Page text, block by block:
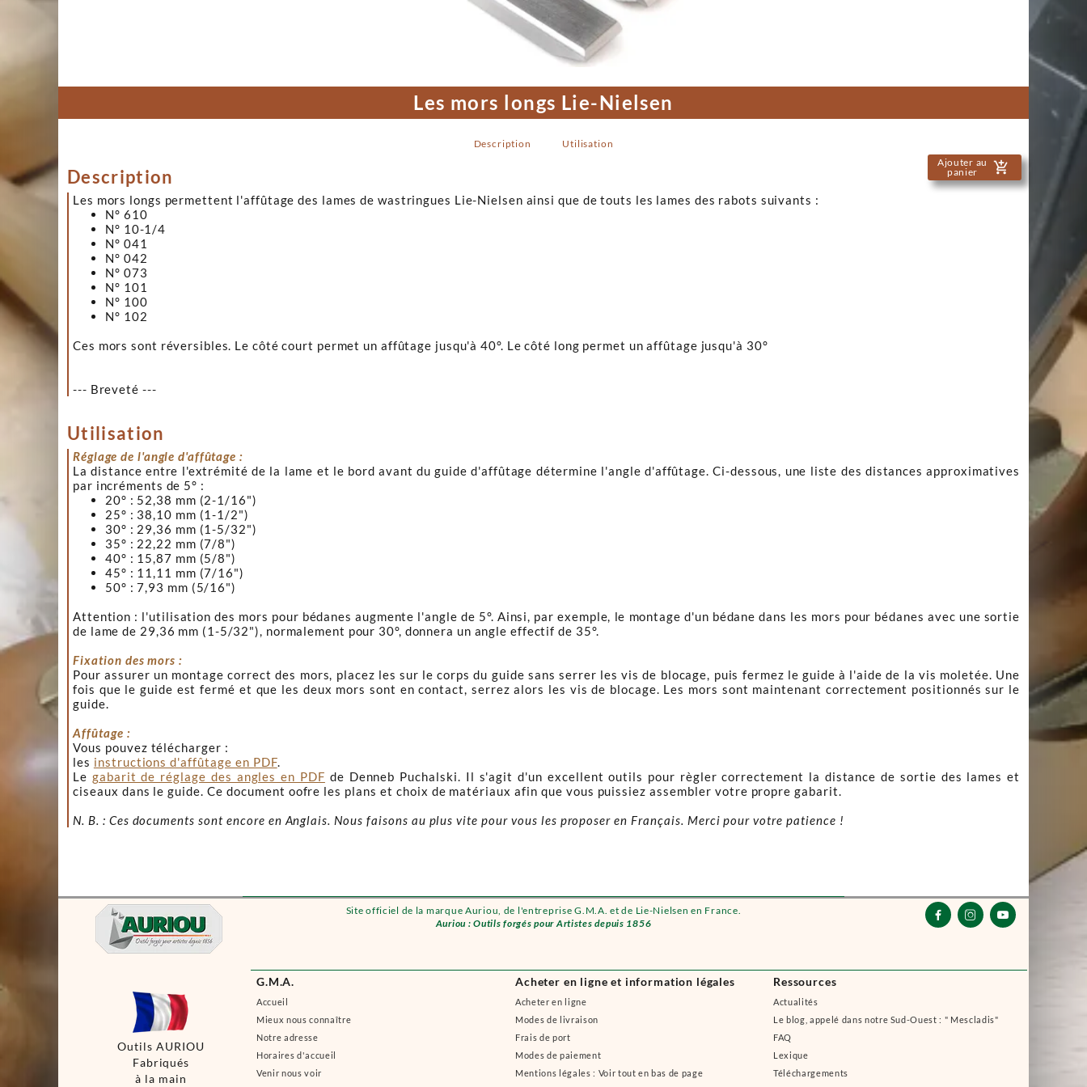
Site officiel de la marque Auriou, de l'entreprise G.M.A. et de Lie-Nielsen en France.
Auriou : Outils forgés pour Artistes depuis 1856
Description Utilisation
G.M.A.
Accueil
Mieux nous connaître
Notre adresse
Horaires d'accueil
Venir nous voir
Acheter en ligne et information légales
Acheter en ligne
Modes de livraison
Frais de port
Modes de paiement
Mentions légales : Voir tout en bas de page
Ressources
Actualités
Le blog, appelé dans notre Sud-Ouest : " Mescladis"
FAQ
Lexique
Téléchargements
  
Outils AURIOU
Fabriqués
à la main
Les mors longs Lie-Nielsen
add_shopping_cart
Ajouter au
panier
Description
Les mors longs permettent l'affûtage des lames de wastringues Lie-Nielsen ainsi que de touts les lames des rabots suivants :
N° 610
N° 10-1/4
N° 041
N° 042
N° 073
N° 101
N° 100
N° 102
Ces mors sont réversibles. Le côté court permet un affûtage jusqu'à 40°. Le côté long permet un affûtage jusqu'à 30°
--- Breveté ---
Utilisation
Réglage de l'angle d'affûtage :
La distance entre l'extrémité de la lame et le bord avant du guide d'affûtage détermine l'angle d'affûtage. Ci-dessous, une liste des distances approximatives
par incréments de 5° :
20° : 52,38 mm (2-1/16")
25° : 38,10 mm (1-1/2")
30° : 29,36 mm (1-5/32")
35° : 22,22 mm (7/8")
40° : 15,87 mm (5/8")
45° : 11,11 mm (7/16")
50° : 7,93 mm (5/16")
Attention : l'utilisation des mors pour bédanes augmente l'angle de 5°. Ainsi, par exemple, le montage d'un bédane dans les mors pour bédanes avec une sortie
de lame de 29,36 mm (1-5/32"), normalement pour 30°, donnera un angle effectif de 35°.
Fixation des mors :
Pour assurer un montage correct des mors, placez les sur le corps du guide sans serrer les vis de blocage, puis fermez le guide à l'aide de la vis moletée. Une
fois que le guide est fermé et que les deux mors sont en contact, serrez alors les vis de blocage. Les mors sont maintenant correctement positionnés sur le
guide.
Affûtage :
Vous pouvez télécharger :
les instructions d'affûtage en PDF.
Le gabarit de réglage des angles en PDF de Denneb Puchalski. Il s'agit d'un excellent outils pour règler correctement la distance de sortie des lames et
ciseaux dans le guide. Ce document oofre les plans et choix de matériaux afin que vous puissiez assembler votre propre gabarit.
N. B. : Ces documents sont encore en Anglais. Nous faisons au plus vite pour vous les proposer en Français. Merci pour votre patience !